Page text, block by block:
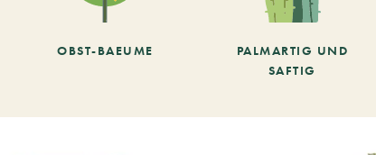
OBST-BAEUME
PALMARTIG UND
SAFTIG